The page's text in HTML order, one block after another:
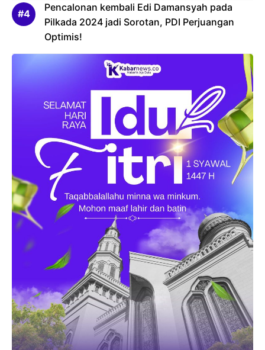
Pencalonan kembali Edi Damansyah pada
Pilkada 2024 jadi Sorotan, PDI Perjuangan
Optimis!